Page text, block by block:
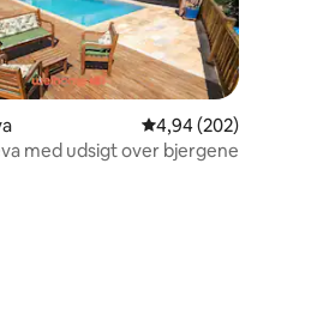
bedømmelse, 12 omtaler
4,94 ud af 5 i
4,94 (202)
med udsigt over bjergene